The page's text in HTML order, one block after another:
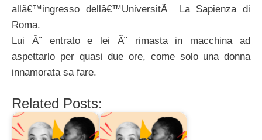
allâ€™ingresso dellâ€™UniversitÃ La Sapienza di
Roma.
Lui Ã¨ entrato e lei Ã¨ rimasta in macchina ad
aspettarlo per quasi due ore, come solo una donna
innamorata sa fare.
Related Posts: